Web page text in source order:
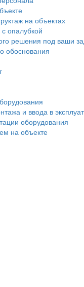
на объектах
опалубкой
решения под ваши
обоснования
и ввода в
оборудования
на объекте